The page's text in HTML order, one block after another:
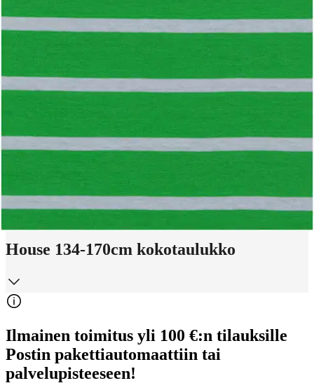
Valittu koko:
Valitse toimitustapa
Siirry valitsemaan myymälä
House 134-170cm kokotaulukko
Ilmainen toimitus yli 100 €:n tilauksille
Postin pakettiautomaattiin tai
palvelupisteeseen!